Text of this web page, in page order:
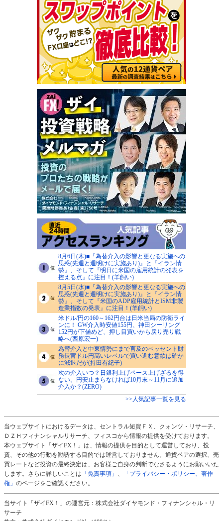
8月6日(木)■『為替介入の影響と更なる実施への
思惑(先週と週明けに実施あり)』と『イラン情
勢』、そして『明日に米国の雇用統計の発表を
控える点』に注目！(羊飼い)
8月5日(水)■『為替介入の影響と更なる実施への
思惑(先週と週明けに実施あり)』と『イラン情
勢』、そして『米国のADP雇用統計とISM非製
造業指数の発表』に注目！(羊飼い)
米ドル/円の160～162円台は日米当局の防衛ライ
ンに！ GW介入時安値155円、神田シーリング
152円が下値めど、押し目買いから戻り売り戦
略へ(西原宏一)
為替介入と中東情勢にまで言及のベッセント財
務長官ドル円高いレベルで買い進む意欲は確か
に減退だが(持田有紀子)
次の介入いつ？日銀利上げペース上げざるを得
ない。円安止まらなければ10月末～11月に追加
介入か？(ZERO)
>>人気記事一覧を見る
当ウェブサイトにおけるデータは、セントラル短資ＦＸ、クォンツ・リサーチ、
ＤＺＨフィナンシャルリサーチ、フィスコから情報の提供を受けております。
本ウェブサイト「ザイFX！」は、情報の提供を目的として運営しており、投
資、その他の行動を勧誘する目的では運営しておりません。通貨ペアの選択、売
買レートなど投資の最終決定は、お客様ご自身の判断でなさるようにお願いいた
します。さらに詳しいことは 「免責事項」 、
「プライバシー・ポリシー、著作
権」 のページをご確認ください。
当サイト「ザイFX！」の運営元：株式会社ダイヤモンド・フィナンシャル・リ
サーチ